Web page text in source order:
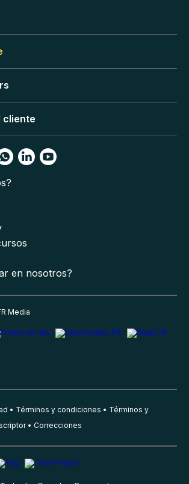
cliente
en nosotros?
Media
Términos y condiciones
Términos y
Correcciones